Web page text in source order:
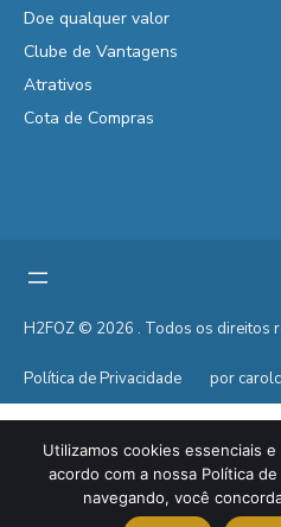
Doe qualquer valor
Clube de Vantagens
Atrativos
Cota de Compras
H2FOZ © 2026 . Todos os direitos
Política de Privacidade por
Utilizamos cookies essenciais
acordo com a nossa Política
navegando, você